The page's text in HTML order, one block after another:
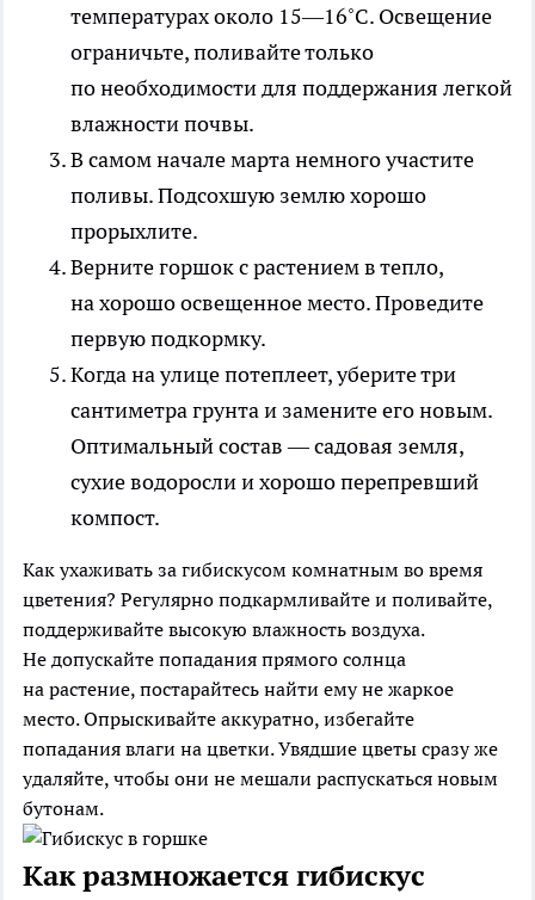
температурах около 15—16˚С. Освещение
ограничьте, поливайте только
по необходимости для поддержания легкой
влажности почвы.
В самом начале марта немного участите
поливы. Подсохшую землю хорошо
прорыхлите.
Верните горшок с растением в тепло,
на хорошо освещенное место. Проведите
первую подкормку.
Когда на улице потеплеет, уберите три
сантиметра грунта и замените его новым.
Оптимальный состав — садовая земля,
сухие водоросли и хорошо перепревший
компост.
Как ухаживать за гибискусом комнатным во время
цветения? Регулярно подкармливайте и поливайте,
поддерживайте высокую влажность воздуха.
Не допускайте попадания прямого солнца
на растение, постарайтесь найти ему не жаркое
место. Опрыскивайте аккуратно, избегайте
попадания влаги на цветки. Увядшие цветы сразу же
удаляйте, чтобы они не мешали распускаться новым
бутонам.
Как размножается гибискус